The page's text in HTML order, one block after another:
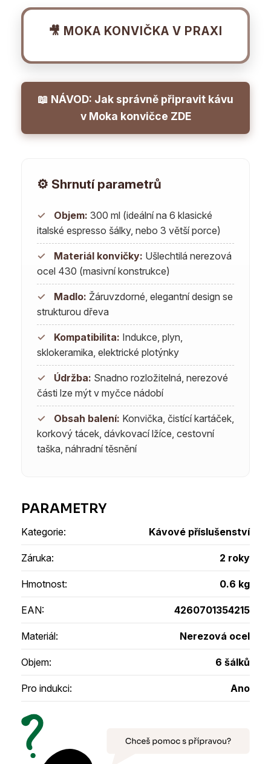
🎥 MOKA KONVIČKA V PRAXI
📖 NÁVOD: Jak správně připravit kávu
v Moka konvičce ZDE
⚙️ Shrnutí parametrů
✓ Objem: 300 ml (ideální na 6 klasické
italské espresso šálky, nebo 3 větší porce)
✓ Materiál konvičky: Ušlechtilá nerezová
ocel 430 (masivní konstrukce)
✓ Madlo: Žáruvzdorné, elegantní design se
strukturou dřeva
✓ Kompatibilita: Indukce, plyn,
sklokeramika, elektrické plotýnky
✓ Údržba: Snadno rozložitelná, nerezové
části lze mýt v myčce nádobí
✓ Obsah balení: Konvička, čistící kartáček,
korkový tácek, dávkovací lžíce, cestovní
taška, náhradní těsnění
Kategorie: Kávové příslušenství
Záruka: 2 roky
Hmotnost: 0.6 kg
EAN: 4260701354215
Materiál: Nerezová ocel
Objem: 6 šálků
Pro indukci: Ano